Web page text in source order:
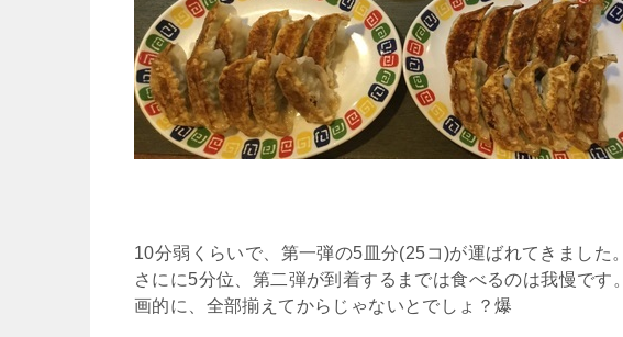
10分弱くらいで、第一弾の5皿分(25コ)が運ばれてきました。
さにに5分位、第二弾が到着するまでは食べるのは我慢です。
画的に、全部揃えてからじゃないとでしょ？爆